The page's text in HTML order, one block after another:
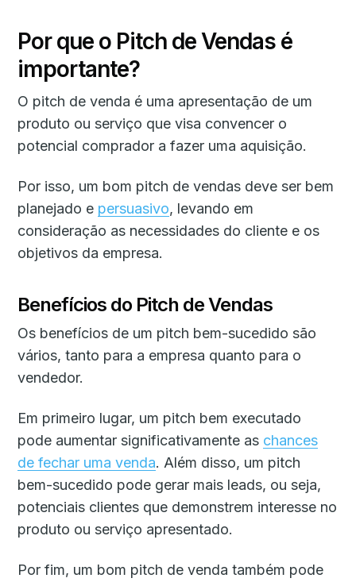
Por que o Pitch de Vendas é
importante?
O pitch de venda é uma apresentação de um
produto ou serviço que visa convencer o
potencial comprador a fazer uma aquisição.
Por isso, um bom pitch de vendas deve ser bem
planejado e persuasivo, levando em
consideração as necessidades do cliente e os
objetivos da empresa.
Benefícios do Pitch de Vendas
Os benefícios de um pitch bem-sucedido são
vários, tanto para a empresa quanto para o
vendedor.
Em primeiro lugar, um pitch bem executado
pode aumentar significativamente as chances
de fechar uma venda. Além disso, um pitch
bem-sucedido pode gerar mais leads, ou seja,
potenciais clientes que demonstrem interesse no
produto ou serviço apresentado.
Por fim, um bom pitch de venda também pode